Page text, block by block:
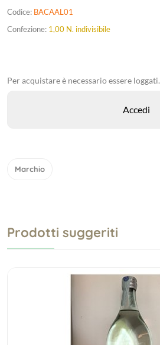
Codice: BACAAL01
Confezione: 1,00 N. indivisibile
Per acquistare è necessario essere loggati.
Marchio
Prodotti suggeriti